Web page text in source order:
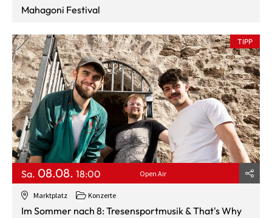
Mahagoni Festival
Marktplatz Konzerte
TIPP
Sa. 08.08. 18:00 Open Air
Im Sommer nach 8: Tresensportmusik & That's Why